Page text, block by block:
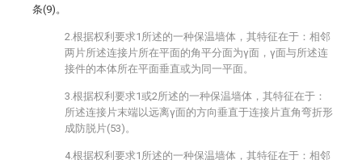
条(9)。
2.根据权利要求1所述的一种保温墙体，其特征在于：相邻
两片所述连接片所在平面的角平分面为γ面，γ面与所述连
接件的本体所在平面垂直或为同一平面。
3.根据权利要求1或2所述的一种保温墙体，其特征在于：
所述连接片末端以远离γ面的方向垂直于连接片直角弯折形
成防脱片(53)。
4.根据权利要求1所述的一种保温墙体，其特征在于：相邻